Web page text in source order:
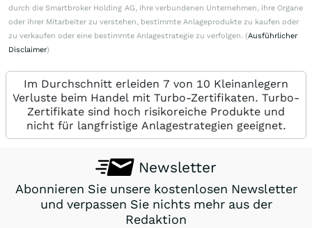
durch die Smartbroker Holding AG, ihre verbundenen Unternehmen, ihre Organe
oder ihrer Mitarbeiter zu verstehen, bestimmte Anlageprodukte zu kaufen oder
zu verkaufen oder eine bestimmte Anlagestrategie zu verfolgen. (Ausführlicher
Disclaimer)
Im Durchschnitt erleiden 7 von 10 Kleinanlegern
Verluste beim Handel mit Turbo-Zertifikaten. Turbo-
Zertifikate sind hoch risikoreiche Produkte und
nicht für langfristige Anlagestrategien geeignet.
Newsletter
Abonnieren Sie unsere kostenlosen Newsletter
und verpassen Sie nichts mehr aus der
Redaktion